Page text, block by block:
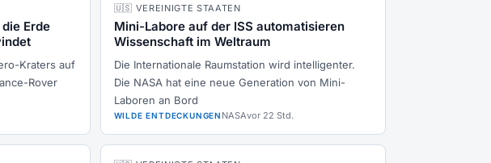
Erde
Kraters auf
Rover
🇺🇸 VEREINIGTE STAATEN
Mini-Labore auf der ISS automatisieren
Wissenschaft im Weltraum
Die Internationale Raumstation wird intelligenter.
Die NASA hat eine neue Generation von Mini-
Laboren an Bord
WILDE ENTDECKUNGEN NASAvor 22 Std.